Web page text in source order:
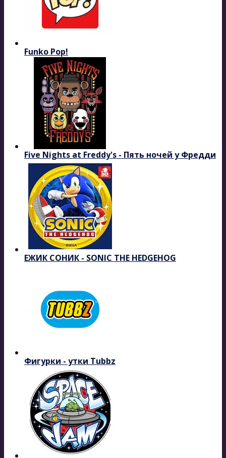
Funko Pop!
Five Nights at Freddy's - Пять ночей у Фредди
ЕЖИК СОНИК - SONIC THE HEDGEHOG
Фигурки - утки Tubbz